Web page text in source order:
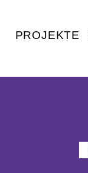
PROJEKTE